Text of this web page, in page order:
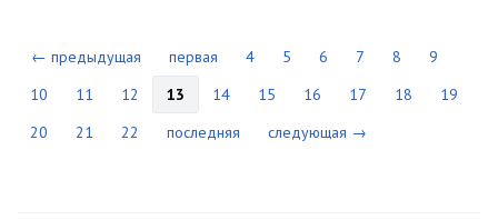
← предыдущая первая 4 5 6 7 8
9
10
11 12 13 14 15 16 17 18
19
20
21 22 последняя следующая →